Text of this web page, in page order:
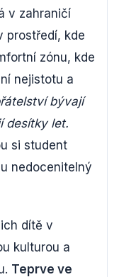
v zahraničí
prostředí, kde
zónu, kde
nejistotu a
bývají
desítky let.
si student
nedocenitelný
dítě v
kulturou a
Teprve ve